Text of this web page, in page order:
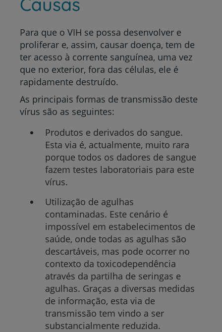
Para que o VIH se possa desenvolver e
proliferar e, assim, causar doença, tem de
ter acesso à corrente sanguínea, uma vez
que no exterior, fora das células, ele é
rapidamente destruído.
As principais formas de transmissão deste
vírus são as seguintes:
Produtos e derivados do sangue.
Esta via é, actualmente, muito rara
porque todos os dadores de sangue
fazem testes laboratoriais para este
vírus.
Utilização de agulhas
contaminadas. Este cenário é
impossível em estabelecimentos de
saúde, onde todas as agulhas são
descartáveis, mas pode ocorrer no
contexto da toxicodependência
através da partilha de seringas e
agulhas. Graças a diversas medidas
de informação, esta via de
transmissão tem vindo a ser
substancialmente reduzida.